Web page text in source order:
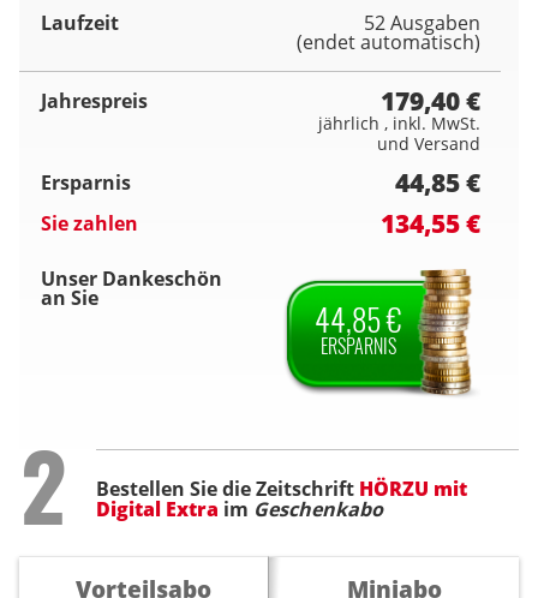
Laufzeit
52 Ausgaben
(endet automatisch)
Jahrespreis 179,40 €
jährlich , inkl. MwSt.
und Versand
Ersparnis 44,85 €
Sie zahlen 134,55 €
Unser Dankeschön
an Sie 44,85 €
ERSPARNIS
Step
2 Bestellen Sie die Zeitschrift HÖRZU mit
Digital Extra im Geschenkabo
Vorteilsabo
Miniabo